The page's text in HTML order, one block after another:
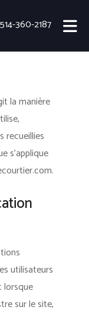
360-2187
la manière
recueillies
s'applique
utilisateurs
lorsque
sur le site,